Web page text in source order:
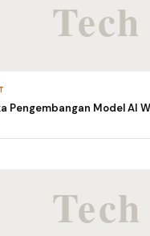
Pengembangan Model AI